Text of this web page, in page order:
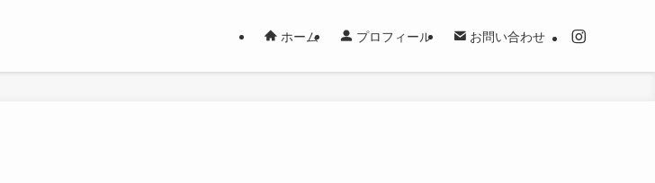
ホーム プロフィール お問い合わせ